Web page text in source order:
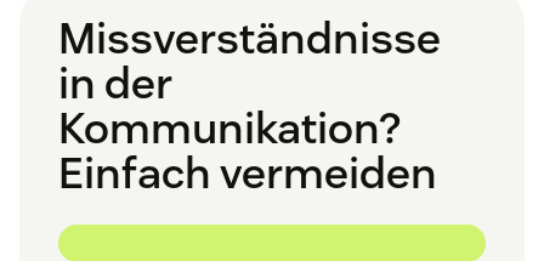
Missverständnisse
in der
Kommunikation?
Einfach vermeiden